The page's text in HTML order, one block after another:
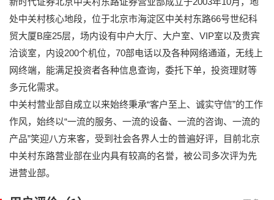
处中关村核心地段，位于北京市海淀区中关村东路66号世纪科
贸大厦B座25层，场内设有中户大厅、大户室、VIP室以及贵宾
洽谈室，内设200个机位，70部电话以及各种网络通道，无线上
网终端，能满足投资者各种信息查询，委托下单，投资理财等
多元化需求。
中关村营业部自成立以来始终秉承“客户至上、诚实守信”的工作
作风，始终以“一流的服务、一流的设备、一流的咨询、一流的
产品”笑迎八方来客，受到社会各界人士的普遍好评，目前北京
中关村东路营业部在业内具有较高的名誉，被公司多次评为先
进营业部。